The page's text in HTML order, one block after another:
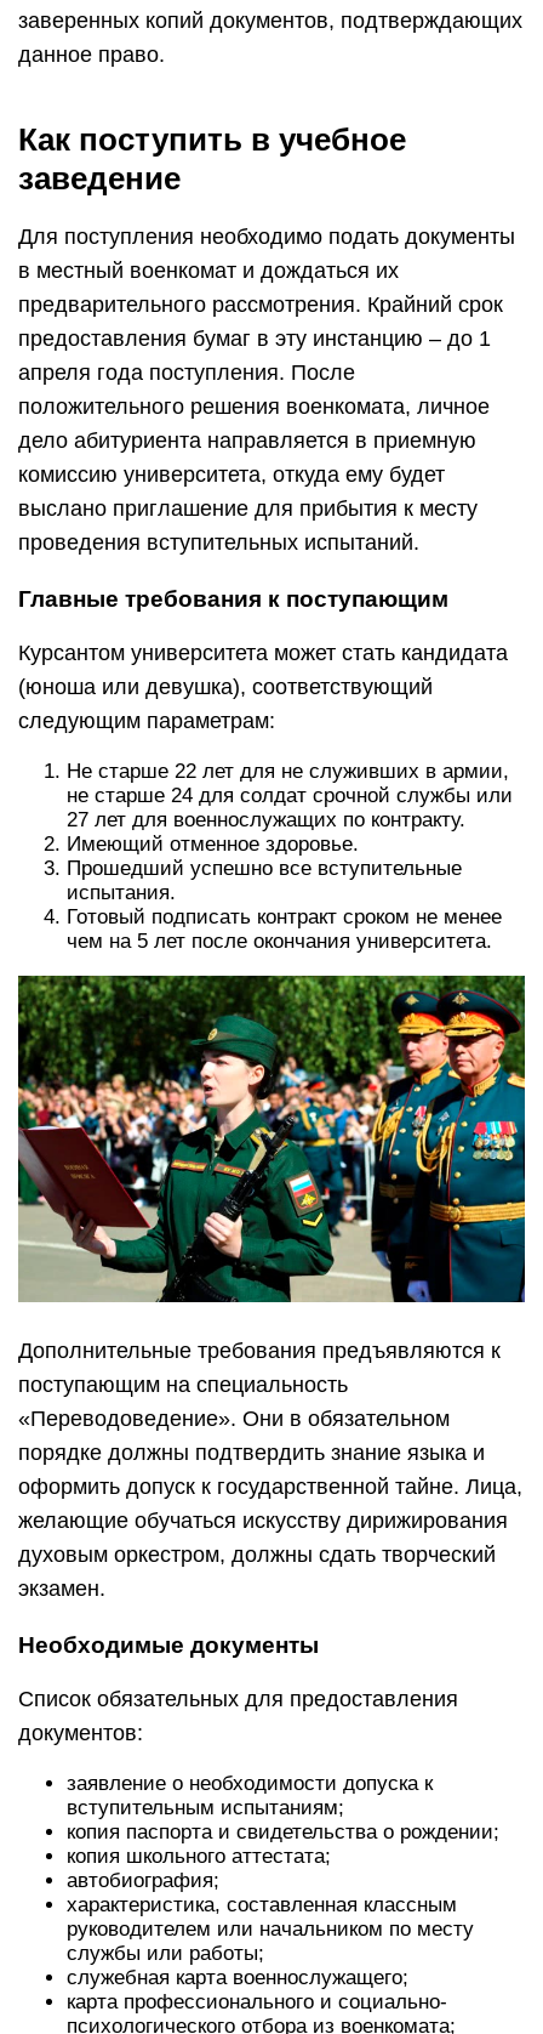
заверенных копий документов, подтверждающих
данное право.
Как поступить в учебное
заведение
Для поступления необходимо подать документы
в местный военкомат и дождаться их
предварительного рассмотрения. Крайний срок
предоставления бумаг в эту инстанцию – до 1
апреля года поступления. После
положительного решения военкомата, личное
дело абитуриента направляется в приемную
комиссию университета, откуда ему будет
выслано приглашение для прибытия к месту
проведения вступительных испытаний.
Главные требования к поступающим
Курсантом университета может стать кандидата
(юноша или девушка), соответствующий
следующим параметрам:
Не старше 22 лет для не служивших в армии,
не старше 24 для солдат срочной службы или
27 лет для военнослужащих по контракту.
Имеющий отменное здоровье.
Прошедший успешно все вступительные
испытания.
Готовый подписать контракт сроком не менее
чем на 5 лет после окончания университета.
Дополнительные требования предъявляются к
поступающим на специальность
«Переводоведение». Они в обязательном
порядке должны подтвердить знание языка и
оформить допуск к государственной тайне. Лица,
желающие обучаться искусству дирижирования
духовым оркестром, должны сдать творческий
экзамен.
Необходимые документы
Список обязательных для предоставления
документов:
заявление о необходимости допуска к
вступительным испытаниям;
копия паспорта и свидетельства о рождении;
копия школьного аттестата;
автобиография;
характеристика, составленная классным
руководителем или начальником по месту
службы или работы;
служебная карта военнослужащего;
карта профессионального и социально-
психологического отбора из военкомата;